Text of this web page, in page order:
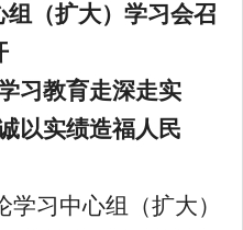
（扩大）学习会召
习教育走深走实
以实绩造福人民
习中心组（扩大）